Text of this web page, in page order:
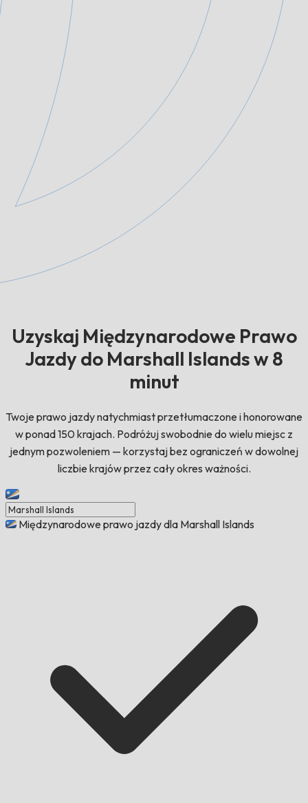
Uzyskaj Międzynarodowe Prawo
Jazdy do Marshall Islands w 8
minut
Twoje prawo jazdy natychmiast przetłumaczone i honorowane
w ponad 150 krajach. Podróżuj swobodnie do wielu miejsc z
jednym pozwoleniem — korzystaj bez ograniczeń w dowolnej
liczbie krajów przez cały okres ważności.
Międzynarodowe prawo jazdy dla Marshall Islands